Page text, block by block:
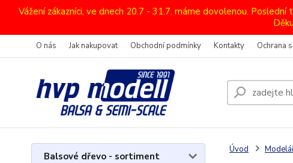
Vážení zákazníci, ve dnech 20.7 - 31.7. máme dovolenou.
O nás Jak nakupovat Obchodní podmínky Kontakty Ochrana
Balsové dřevo - sortiment
Úvod